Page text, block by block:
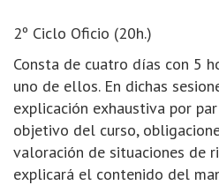
2º Ciclo Oficio (20h.)
Consta de cuatro días con 5
uno de ellos. En dichas
explicación exhaustiva por
objetivo del curso,
valoración de situaciones de
explicará el contenido del